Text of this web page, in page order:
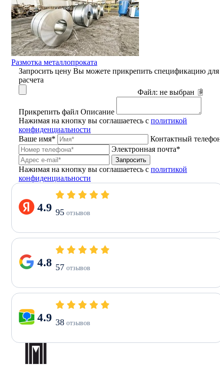
Размотка металлопроката
Запросить цену Вы можете прикрепить спецификацию для
расчета
Файл: не выбран
Прикрепить файл Описание
Нажимая на кнопку вы соглашаетесь с политикой
конфиденциальности
Ваше имя*
Контактный
Электронная почта*
Запросить
Нажимая на кнопку вы соглашаетесь с политикой
конфиденциальности
4.9 95 отзывов
4.8 57 отзывов
4.9 38 отзывов